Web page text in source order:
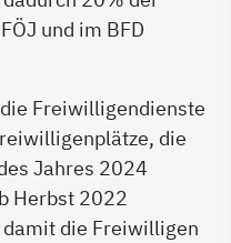
und im BFD
Freiwilligendienste
die
Jahres 2024
Herbst 2022
die Freiwilligen